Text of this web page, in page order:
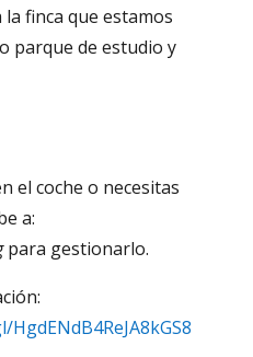
finca que estamos
parque de estudio y
el coche o necesitas
a:
para gestionarlo.